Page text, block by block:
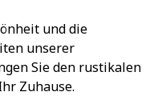
und die
unserer
Sie den rustikalen
Zuhause.